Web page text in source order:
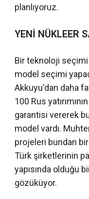
planlıyoruz.
YENİ NÜKLEER
Bir teknoloji seçimi
model seçimi
Akkuyu'dan daha
100 Rus
garantisi vererek
model vardı.
projeleri bundan
Türk şirketlerinin
yapısında olduğu
gözüküyor.